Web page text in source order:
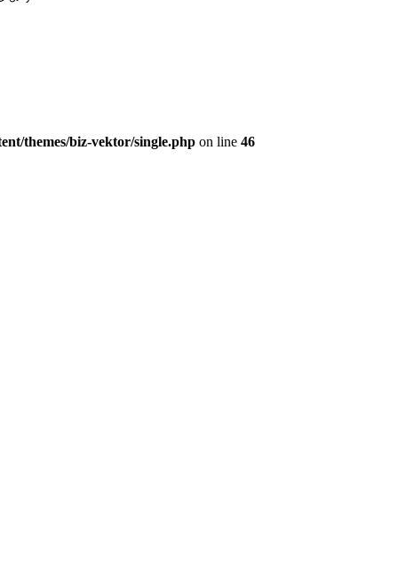
themes/biz-vektor/single.php on line 46